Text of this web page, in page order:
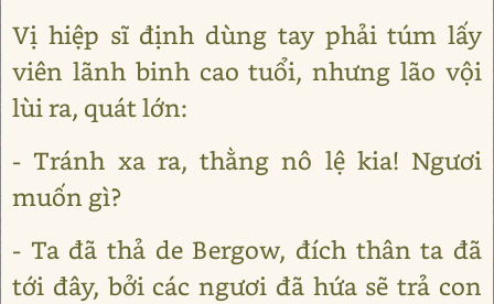
Vị hiệp sĩ định dùng tay phải túm lấy
viên lãnh binh cao tuổi, nhưng lão vội
lùi ra, quát lớn:
- Tránh xa ra, thằng nô lệ kia! Ngươi
muốn gì?
- Ta đã thả de Bergow, đích thân ta đã
tới đây, bởi các ngươi đã hứa sẽ trả con